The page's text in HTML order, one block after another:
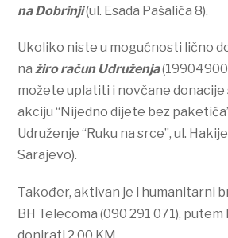
na Dobrinji(ul. Esada Pašalića 8).
Ukoliko niste u mogućnosti lično
nažiro račun Udruženja
možete uplatiti i novčane donacije
akciju “Nijedno dijete bez
Udruženje “Ruku na srce”, ul.
Sarajevo).
Također, aktivan je i humanitarni
BH Telecoma (090 291 071),
donirati 2,00 KM.